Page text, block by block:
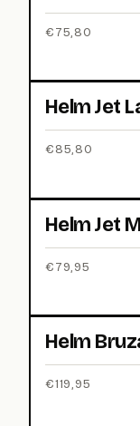
€75,80
Helm Jet
€85,80
Helm Jet
€79,95
Helm
€119,95